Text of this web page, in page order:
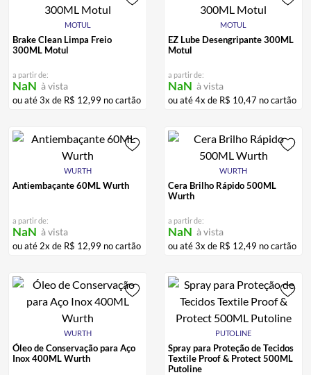
MOTUL
Brake Clean Limpa Freio
300ML Motul
a partir de:
NaN à vista
ou até3x de R$ 12,99 no cartão
MOTUL
EZ Lube Desengripante 300ML
Motul
a partir de:
NaN à vista
ou até4x de R$ 10,47 no cartão
WURTH
Antiembaçante 60ML Wurth
a partir de:
NaN à vista
ou até 2x de R$ 12,99 no cartão
WURTH
Cera Brilho Rápido 500ML
Wurth
a partir de:
NaN à vista
ou até3x de R$ 12,49 no cartão
WURTH
Óleo de Conservação para Aço
Inox 400ML Wurth
PUTOLINE
Spray para Proteção de Tecidos
Textile Proof & Protect 500ML
Putoline